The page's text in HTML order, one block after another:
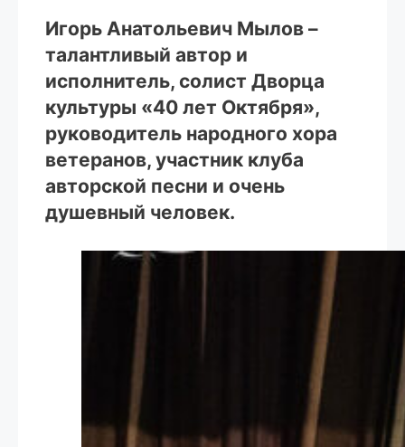
Игорь Анатольевич Мылов –
талантливый автор и
исполнитель, солист Дворца
культуры «40 лет Октября»,
руководитель народного хора
ветеранов, участник клуба
авторской песни и очень
душевный человек.